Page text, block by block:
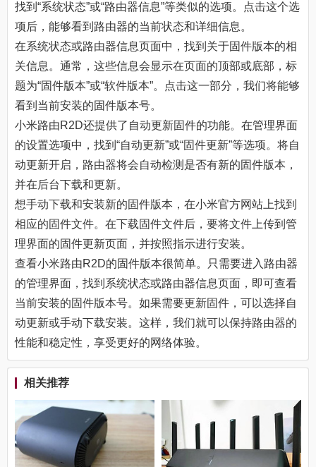
找到“系统状态”或“路由器信息”等类似的选项。点击这个选
项后，能够看到路由器的当前状态和详细信息。
在系统状态或路由器信息页面中，找到关于固件版本的相
关信息。通常，这些信息会显示在页面的顶部或底部，标
题为“固件版本”或“软件版本”。点击这一部分，我们将能够
看到当前安装的固件版本号。
小米路由R2D还提供了自动更新固件的功能。在管理界面
的设置选项中，找到“自动更新”或“固件更新”等选项。将自
动更新开启，路由器将会自动检测是否有新的固件版本，
并在后台下载和更新。
想手动下载和安装新的固件版本，在小米官方网站上找到
相应的固件文件。在下载固件文件后，要将文件上传到管
理界面的固件更新页面，并按照指示进行安装。
查看小米路由R2D的固件版本很简单。只需要进入路由器
的管理界面，找到系统状态或路由器信息页面，即可查看
当前安装的固件版本号。如果需要更新固件，可以选择自
动更新或手动下载安装。这样，我们就可以保持路由器的
性能和稳定性，享受更好的网络体验。
相关推荐